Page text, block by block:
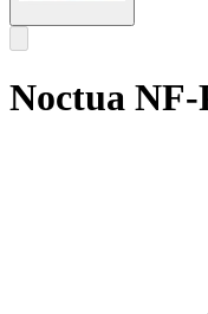
Noctua NF-